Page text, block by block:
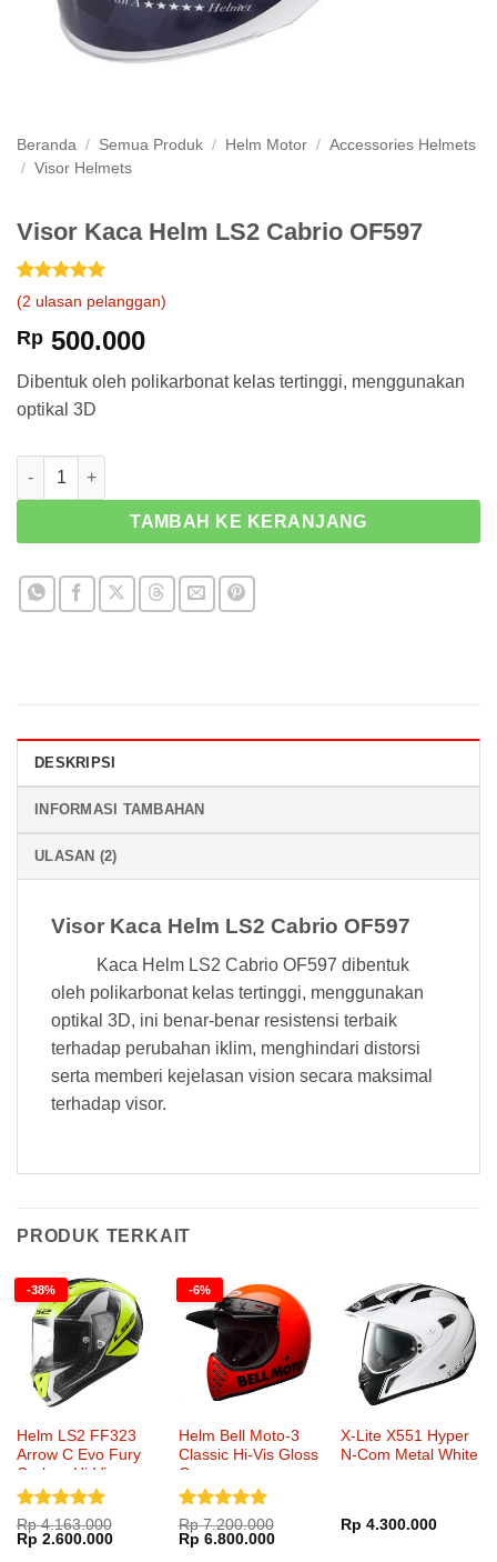
Beranda / Semua Produk / Helm Motor / Accessories Helmets
/ Visor Helmets
Visor Kaca Helm LS2 Cabrio OF597
Peringkat5
dari 5
berdasarkan
2
penilaian
(2 ulasan pelanggan)
Rp 500.000
Dibentuk oleh polikarbonat kelas tertinggi, menggunakan
optikal 3D
Kuantitas Visor Kaca Helm LS2 Cabrio OF597
TAMBAH KE KERANJANG
DESKRIPSI
INFORMASI TAMBAHAN
ULASAN (2)
Visor Kaca Helm LS2 Cabrio OF597
Kaca Helm LS2 Cabrio OF597 dibentuk
oleh polikarbonat kelas tertinggi, menggunakan
optikal 3D, ini benar-benar resistensi terbaik
terhadap perubahan iklim, menghindari distorsi
serta memberi kejelasan vision secara maksimal
terhadap visor.
PRODUK TERKAIT
-38%
Helm LS2 FF323
Arrow C Evo Fury
Carbon Hi-Vis
Yellow
Dinilai5
dari 5
Rp4.163.000
Harga
aslinya
Rp 2.600.000Harga
-6%
Helm Bell Moto-3
Classic Hi-Vis Gloss
Orange
Dinilai5
dari 5
Rp7.200.000
Harga
aslinya
Rp 6.800.000Harga
X-Lite X551 Hyper
N-Com Metal White
Rp 4.300.000